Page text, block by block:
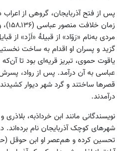
پس از فتح آذربایجان، گروهی از
مردی به‌نام «رَوّاد» از قبیلهٔ «اَزْد» از
گزید و پسران او اقدام به ساخت
یاقوت حموی، تبریز قریه‌ای بود تا
عباسی به آن درآمد. پس از رواد، پسرش
قصرها ساختند و گرد شهر دیوار
درآمدند.
نویسندگانی مانند ابن خرداذبه، بلاذری
شهرهای کوچک آذربایجان نام